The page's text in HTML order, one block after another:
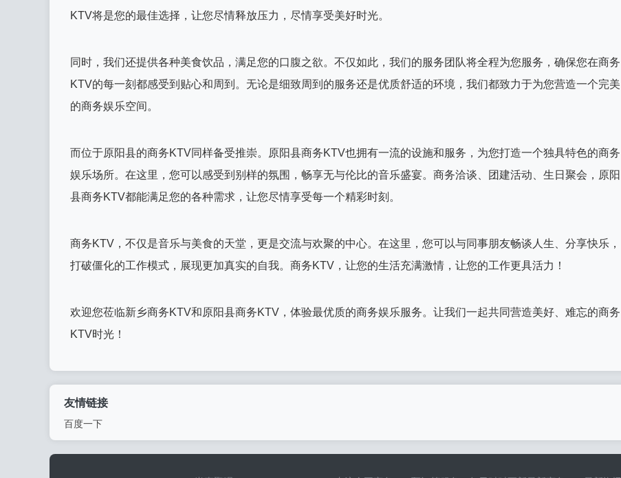
KTV将是您的最佳选择，让您尽情释放压力，尽情享受美好时光。
同时，我们还提供各种美食饮品，满足您的口腹之欲。不仅如此，我们的服务团队将全程为您服务，确保您在商务
KTV的每一刻都感受到贴心和周到。无论是细致周到的服务还是优质舒适的环境，我们都致力于为您营造一个完美
的商务娱乐空间。
而位于原阳县的商务KTV同样备受推崇。原阳县商务KTV也拥有一流的设施和服务，为您打造一个独具特色的商务
娱乐场所。在这里，您可以感受到别样的氛围，畅享无与伦比的音乐盛宴。商务洽谈、团建活动、生日聚会，原阳
县商务KTV都能满足您的各种需求，让您尽情享受每一个精彩时刻。
商务KTV，不仅是音乐与美食的天堂，更是交流与欢聚的中心。在这里，您可以与同事朋友畅谈人生、分享快乐，
打破僵化的工作模式，展现更加真实的自我。商务KTV，让您的生活充满激情，让您的工作更具活力！
欢迎您莅临新乡商务KTV和原阳县商务KTV，体验最优质的商务娱乐服务。让我们一起共同营造美好、难忘的商务
KTV时光！
友情链接
百度一下